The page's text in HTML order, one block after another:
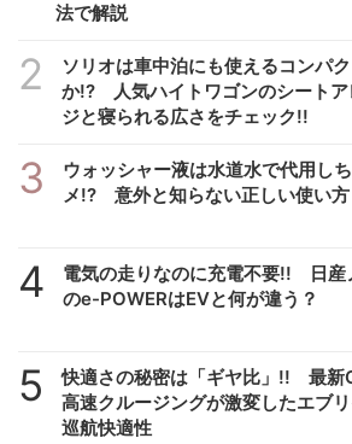
法で解説
2
ソリオは車中泊にも使えるコンパク
か!? 人気ハイトワゴンのシートア
ジと寝られる広さをチェック!!
3
ウォッシャー液は水道水で代用し
メ!? 意外と知らない正しい使い方
4
電気の走りなのに充電不要!! 日産
のe-POWERはEVと何が違う？
5
快適さの秘密は「ギヤ比」!! 最新
高速クルージングが激変したエブ
巡航快適性